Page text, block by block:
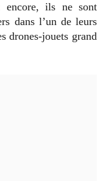
ils ne sont
dans l’un de leurs
drones-jouets grand